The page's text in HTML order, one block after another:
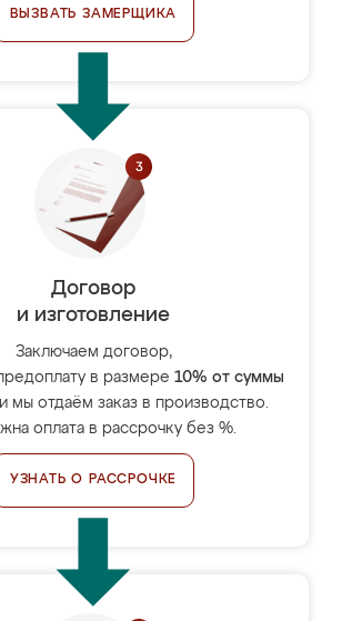
ВЫЗВАТЬ ЗАМЕРЩИКА
Договор
и изготовление
Заключаем договор,
в размере 10% от суммы
мы отдаём заказ в производство.
оплата в рассрочку без %.
УЗНАТЬ О РАССРОЧКЕ